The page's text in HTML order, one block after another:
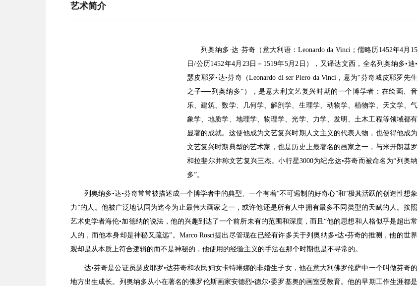
艺术简介
列奥纳多·达·芬奇（意大利语：Leonardo da Vinci；儒略历1452年4月15
日/公历1452年4月23日－1519年5月2日），又译达文西，全名列奥纳多•迪•
瑟皮耶罗•达•芬奇（Leonardo di ser Piero da Vinci，意为“芬奇城皮耶罗先生
之子──列奥纳多”），是意大利文艺复兴时期的一个博学者：在绘画、音
乐、建筑、数学、几何学、解剖学、生理学、动物学、植物学、天文学、气
象学、地质学、地理学、物理学、光学、力学、发明、土木工程等领域都有
显著的成就。这使他成为文艺复兴时期人文主义的代表人物，也使得他成为
文艺复兴时期典型的艺术家，也是历史上最著名的画家之一，与米开朗基罗
和拉斐尔并称文艺复兴三杰。小行星3000为纪念达•芬奇而被命名为“列奥纳
多”。
列奥纳多•达•芬奇常常被描述成一个博学者中的典型、一个有着“不可遏制的好奇心”和“极其活跃的创造性想象
力”的人。他被广泛地认同为迄今为止最伟大画家之一，或许他还是所有人中拥有最多不同类型的天赋的人。按照
艺术史学者海伦•加德纳的说法，他的兴趣到达了一个前所未有的范围和深度，而且“他的思想和人格似乎是超出常
人的，而他本身却是神秘又疏远”。Marco Rosci提出尽管现在已经有许多关于列奥纳多•达•芬奇的推测，他的世界
观却是从本质上符合逻辑的而不是神秘的，他使用的经验主义的手法在那个时期也是不寻常的。
达•芬奇是公证员瑟皮耶罗•达芬奇和农民妇女卡特琳娜的非婚生子女，他在意大利佛罗伦萨中一个叫做芬奇的
地方出生成长。列奥纳多从小在著名的佛罗伦斯画家安德烈•德尔•委罗基奥的画室受教育。他的早期工作生涯都是